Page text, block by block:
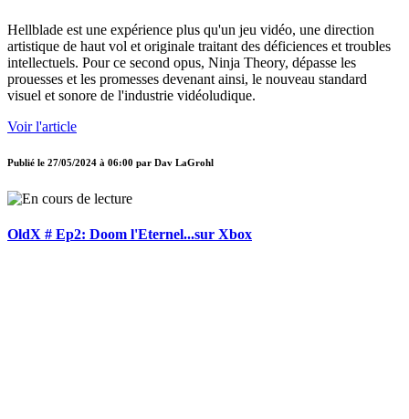
Hellblade est une expérience plus qu'un jeu vidéo, une direction
artistique de haut vol et originale traitant des déficiences et troubles
intellectuels. Pour ce second opus, Ninja Theory, dépasse les
prouesses et les promesses devenant ainsi, le nouveau standard
visuel et sonore de l'industrie vidéoludique.
Voir l'article
Publié le 27/05/2024 à 06:00 par Dav LaGrohl
OldX # Ep2: Doom l'Eternel...sur Xbox